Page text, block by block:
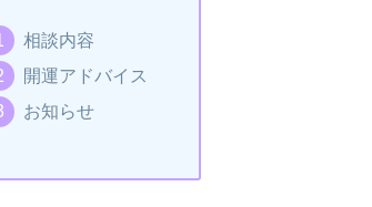
相談内容
開運アドバイス
お知らせ